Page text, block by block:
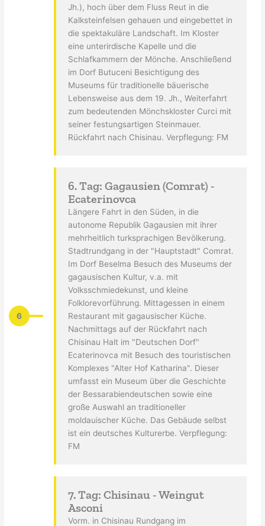
Jh.), hoch über dem Fluss Reut in die
Kalksteinfelsen gehauen und eingebettet in
die spektakuläre Landschaft. Im Kloster
eine unterirdische Kapelle und die
Schlafkammern der Mönche. Anschließend
im Dorf Butuceni Besichtigung des
Museums für traditionelle bäuerische
Lebensweise aus dem 19. Jh., Weiterfahrt
zum bedeutenden Mönchskloster Curci mit
seiner festungsartigen Steinmauer.
Rückfahrt nach Chisinau. Verpflegung: FM
6
6. Tag: Gagausien (Comrat) -
Ecaterinovca
Längere Fahrt in den Süden, in die
autonome Republik Gagausien mit ihrer
mehrheitlich turksprachigen Bevölkerung.
Stadtrundgang in der "Hauptstadt" Comrat.
Im Dorf Beselma Besuch des Museums der
gagausischen Kultur, v.a. mit
Volksschmiedekunst, und kleine
Folklorevorführung. Mittagessen in einem
Restaurant mit gagausischer Küche.
Nachmittags auf der Rückfahrt nach
Chisinau Halt im "Deutschen Dorf"
Ecaterinovca mit Besuch des touristischen
Komplexes "Alter Hof Katharina". Dieser
umfasst ein Museum über die Geschichte
der Bessarabiendeutschen sowie eine
große Auswahl an traditioneller
moldauischer Küche. Das Gebäude selbst
ist ein deutsches Kulturerbe. Verpflegung:
FM
7. Tag: Chisinau - Weingut
Asconi
Vorm. in Chisinau Rundgang im